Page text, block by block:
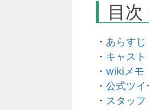
目
・ あらすじ
・ キャスト
・ wikiメモ
・ 公式ツイ
・ スタッフ